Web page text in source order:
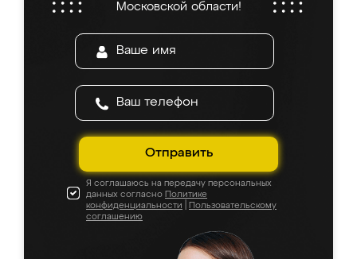
Московской области!
Отправить
Я соглашаюсь на передачу персональных
данных согласно Политике
конфиденциальности
Пользовательскому
соглашению